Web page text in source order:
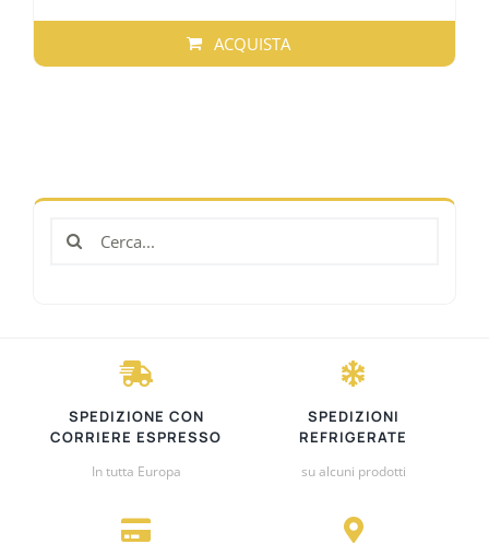
ACQUISTA
QUESTO
LE
OPZIONI
PRODOTTO
Cerca
per:
SPEDIZIONE CON
CORRIERE ESPRESSO
In tutta Europa
SPEDIZIONI
REFRIGERATE
su alcuni prodotti